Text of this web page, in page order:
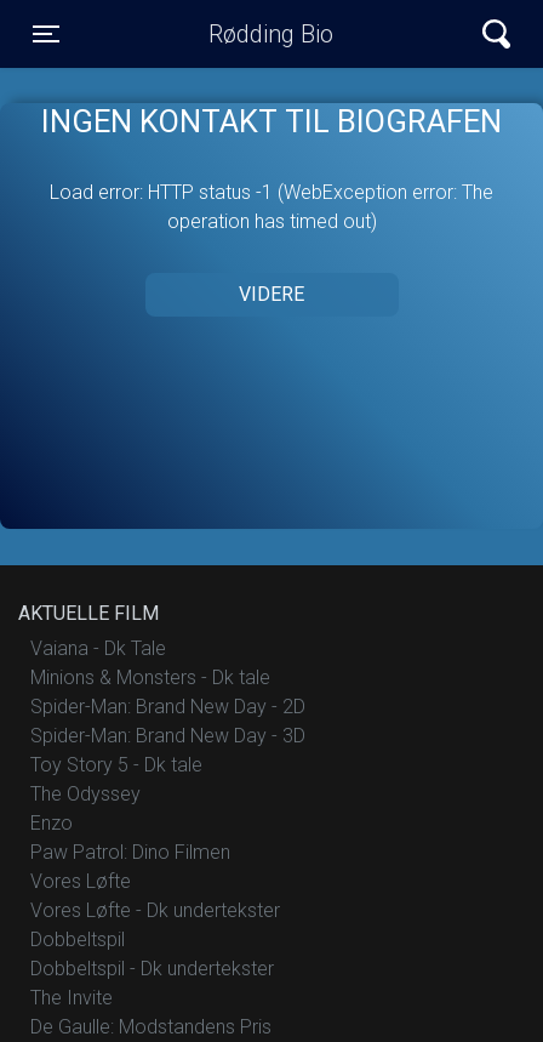
Rødding Bio
INGEN KONTAKT TIL BIOGRAFEN
Load error: HTTP status -1 (WebException error: The
operation has timed out)
VIDERE
AKTUELLE FILM
Vaiana - Dk Tale
Minions & Monsters - Dk tale
Spider-Man: Brand New Day - 2D
Spider-Man: Brand New Day - 3D
Toy Story 5 - Dk tale
The Odyssey
Enzo
Paw Patrol: Dino Filmen
Vores Løfte
Vores Løfte - Dk undertekster
Dobbeltspil
Dobbeltspil - Dk undertekster
The Invite
De Gaulle: Modstandens Pris